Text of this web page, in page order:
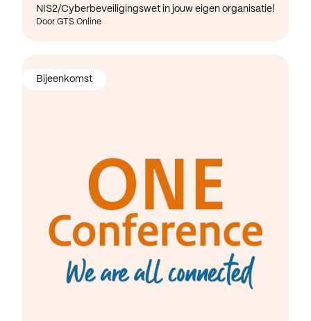
NIS2/Cyberbeveiligingswet in jouw eigen organisatie!
Door GTS Online
Bijeenkomst